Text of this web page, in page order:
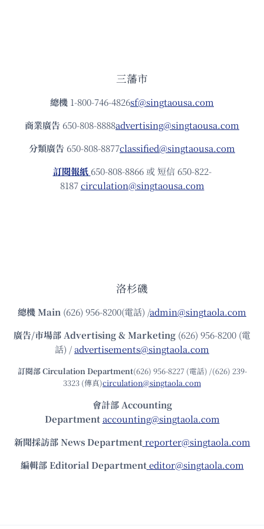
三藩市
總機 1-800-746-4826sf@singtaousa.com
商業廣告 650-808-8888advertising@singtaousa.com
分類廣告 650-808-8877classified@singtaousa.com
訂閱報紙 650-808-8866 或 短信 650-822-
8187circulation@singtaousa.com
洛杉磯
總機Main (626) 956-8200(電話) /admin@singtaola.com
廣告/市場部Advertising & Marketing (626) 956-8200 (電
話) /advertisements@singtaola.com
訂閱部 Circulation Department(626) 956-8227 (電話) /(626) 239-
3323 (傳真)circulation@singtaola.com
會計部 Accounting
Department accounting@singtaola.com
新聞採訪部 News Department reporter@singtaola.com
編輯部 Editorial Department editor@singtaola.com